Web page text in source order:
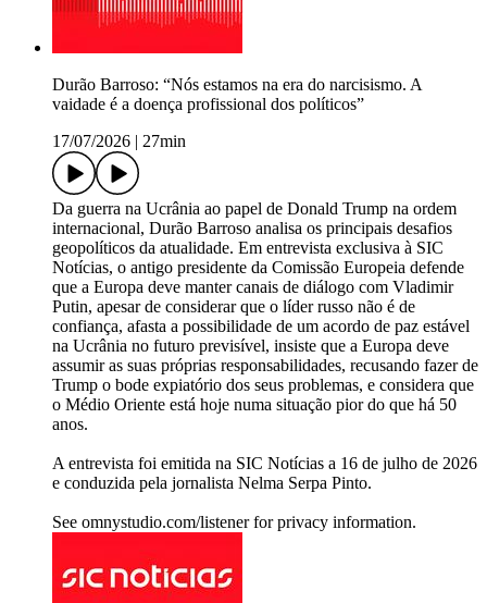
Durão Barroso: “Nós estamos na era do narcisismo. A
vaidade é a doença profissional dos políticos”
17/07/2026
27min
Da guerra na Ucrânia ao papel de Donald Trump na ordem
internacional, Durão Barroso analisa os principais desafios
geopolíticos da atualidade. Em entrevista exclusiva à SIC
Notícias, o antigo presidente da Comissão Europeia defende
que a Europa deve manter canais de diálogo com Vladimir
Putin, apesar de considerar que o líder russo não é de
confiança, afasta a possibilidade de um acordo de paz estável
na Ucrânia no futuro previsível, insiste que a Europa deve
assumir as suas próprias responsabilidades, recusando fazer de
Trump o bode expiatório dos seus problemas, e considera que
o Médio Oriente está hoje numa situação pior do que há 50
anos.
A entrevista foi emitida na SIC Notícias a 16 de julho de 2026
e conduzida pela jornalista Nelma Serpa Pinto.
See omnystudio.com/listener for privacy information.